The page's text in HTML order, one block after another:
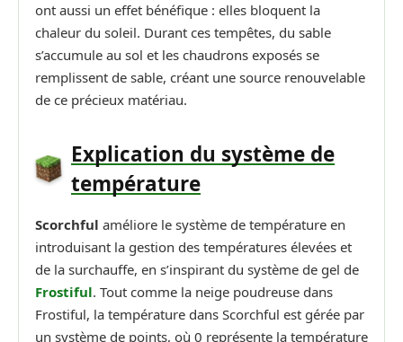
ont aussi un effet bénéfique : elles bloquent la
chaleur du soleil. Durant ces tempêtes, du sable
s’accumule au sol et les chaudrons exposés se
remplissent de sable, créant une source renouvelable
de ce précieux matériau.
Explication du système de
température
Scorchful améliore le système de température en
introduisant la gestion des températures élevées et
de la surchauffe, en s’inspirant du système de gel de
Frostiful. Tout comme la neige poudreuse dans
Frostiful, la température dans Scorchful est gérée par
un système de points, où 0 représente la température